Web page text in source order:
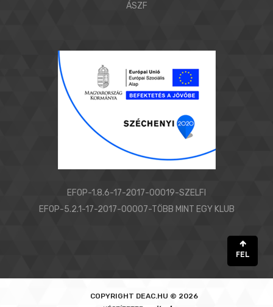
ÁSZF
EFOP-1.8.6-17-2017-00019-SZELFI
EFOP-5.2.1-17-2017-00007-TÖBB MINT EGY KLUB
FEL
COPYRIGHT DEAC.HU © 2026